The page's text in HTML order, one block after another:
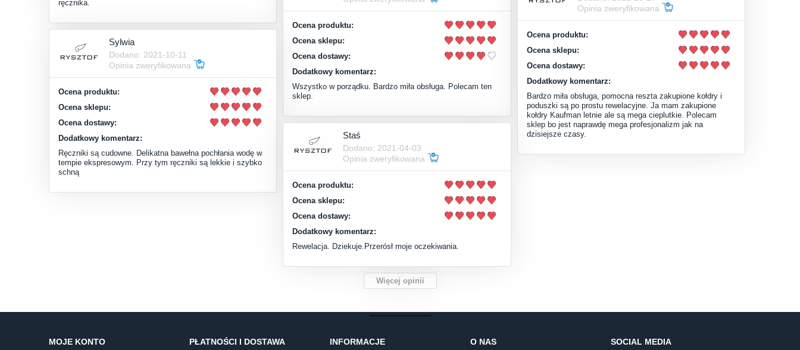
ręcznika.
Ocena produktu:
Ocena sklepu:
Ocena dostawy:
Dodatkowy komentarz:
Wszystko w porządku. Bardzo miła obsługa. Polecam ten
sklep.
Opinia zweryfikowana
Ocena produktu:
Ocena sklepu:
Ocena dostawy:
Dodatkowy komentarz:
Bardzo miła obsługa, pomocna reszta zakupione kołdry i
poduszki są po prostu rewelacyjne. Ja mam zakupione
kołdry Kaufman letnie ale są mega cieplutkie. Polecam
sklep bo jest naprawdę mega profesjonalizm jak na
dzisiejsze czasy.
Sylwia
Dodano: 2021-10-11
Opinia zweryfikowana
Ocena produktu:
Ocena sklepu:
Ocena dostawy:
Dodatkowy komentarz:
Ręczniki są cudowne. Delikatna bawełna pochłania wodę w
tempie ekspresowym. Przy tym ręczniki są lekkie i szybko
schną
Staś
Dodano: 2021-04-03
Opinia zweryfikowana
Ocena produktu:
Ocena sklepu:
Ocena dostawy:
Dodatkowy komentarz:
Rewelacja. Dziekuje.Przerósł moje oczekiwania.
Więcej opinii
MOJE KONTO PŁATNOŚCI I DOSTAWA INFORMACJE O NAS SOCIAL MEDIA